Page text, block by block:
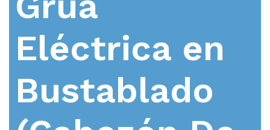
Eléctrica en
Bustablado